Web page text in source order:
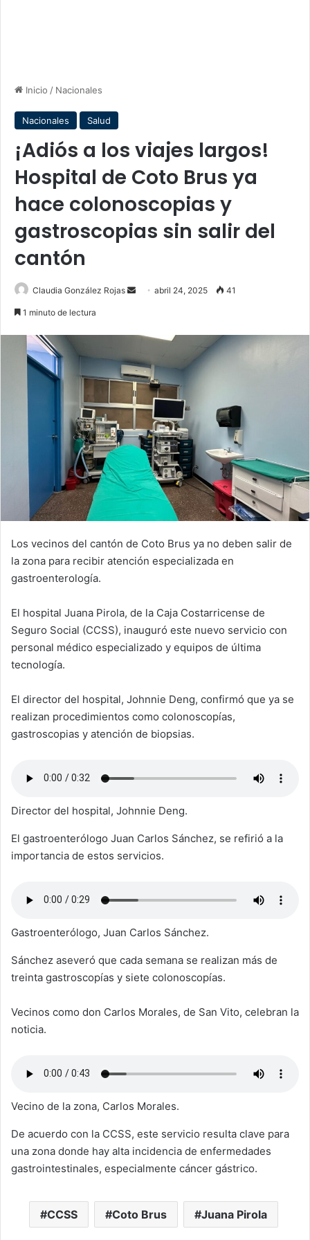
Inicio / Nacionales
Nacionales Salud
¡Adiós a los viajes largos!
Hospital de Coto Brus ya
hace colonoscopias y
gastroscopias sin salir del
cantón
Claudia González Rojas
Sendabril 24, 2025 41
1 minuto de lectura
Los vecinos del cantón de Coto Brus ya no deben salir de
la zona para recibir atención especializada en
gastroenterología.
El hospital Juana Pirola, de la Caja Costarricense de
Seguro Social (CCSS), inauguró este nuevo servicio con
personal médico especializado y equipos de última
tecnología.
El director del hospital, Johnnie Deng, confirmó que ya se
realizan procedimientos como colonoscopías,
gastroscopias y atención de biopsias.
Director del hospital, Johnnie Deng.
El gastroenterólogo Juan Carlos Sánchez, se refirió a la
importancia de estos servicios.
Gastroenterólogo, Juan Carlos Sánchez.
Sánchez aseveró que cada semana se realizan más de
treinta gastroscopías y siete colonoscopías.
Vecinos como don Carlos Morales, de San Vito, celebran la
noticia.
Vecino de la zona, Carlos Morales.
De acuerdo con la CCSS, este servicio resulta clave para
una zona donde hay alta incidencia de enfermedades
gastrointestinales, especialmente cáncer gástrico.
CCSS Coto Brus Juana Pirola